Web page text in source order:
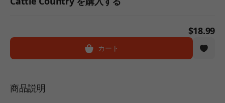
$18.99
カート
商品説明